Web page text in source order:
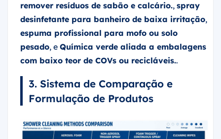
remover resíduos de sabão e calcário., spray
desinfetante para banheiro de baixa irritação,
espuma profissional para mofo ou solo
pesado, e Química verde aliada a embalagens
com baixo teor de COVs ou recicláveis..
3. Sistema de Comparação e
Formulação de Produtos